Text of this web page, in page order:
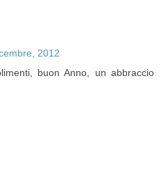
2012
buon Anno, un abbraccio